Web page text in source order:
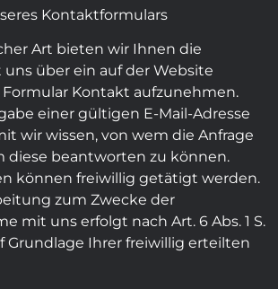
Kontaktformulars
Art bieten wir Ihnen die
über ein auf der Website
Kontakt aufzunehmen.
einer gültigen E-Mail-Adresse
wir wissen, von wem die Anfrage
diese beantworten zu können.
können freiwillig getätigt werden.
zum Zwecke der
mit uns erfolgt nach Art. 6 Abs. 1 S.
Grundlage Ihrer freiwillig erteilten